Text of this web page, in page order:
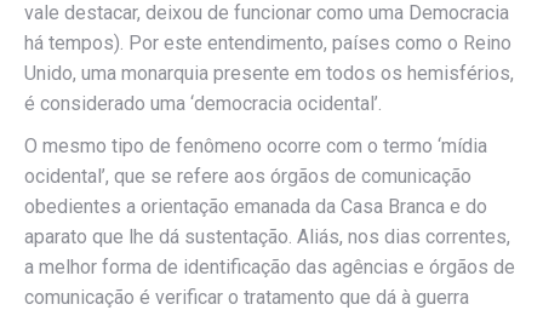
vale destacar, deixou de funcionar como uma Democracia
há tempos). Por este entendimento, países como o Reino
Unido, uma monarquia presente em todos os hemisférios,
é considerado uma ‘democracia ocidental’.
O mesmo tipo de fenômeno ocorre com o termo ‘mídia
ocidental’, que se refere aos órgãos de comunicação
obedientes a orientação emanada da Casa Branca e do
aparato que lhe dá sustentação. Aliás, nos dias correntes,
a melhor forma de identificação das agências e órgãos de
comunicação é verificar o tratamento que dá à guerra